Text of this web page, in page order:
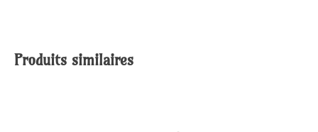
Produits similaires